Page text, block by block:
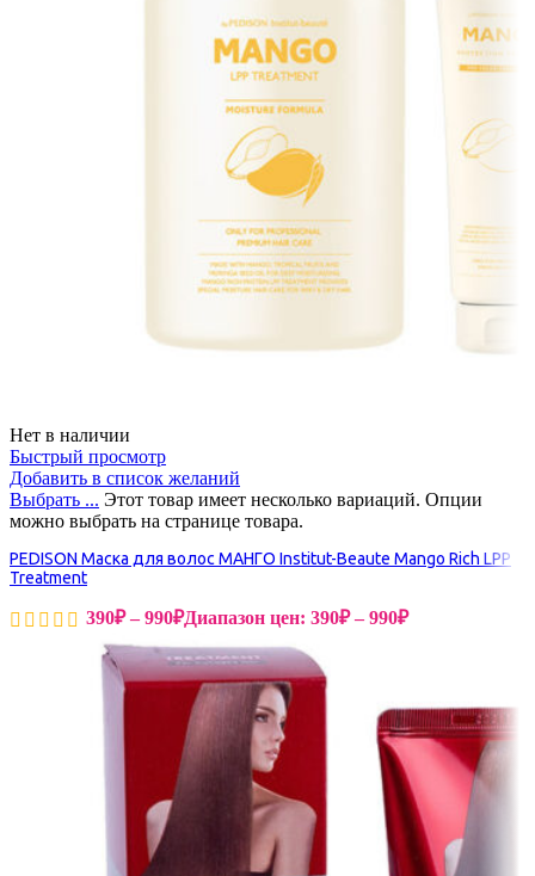
Нет в наличии
Быстрый просмотр
Добавить в список желаний
Выбрать ... Этот товар имеет несколько вариаций. Опции
можно выбрать на странице товара.
PEDISON Маска для волос МАНГО Institut-Beaute Mango Rich LPP
Treatment
390₽ – 990₽Диапазон цен: 390₽ – 990₽